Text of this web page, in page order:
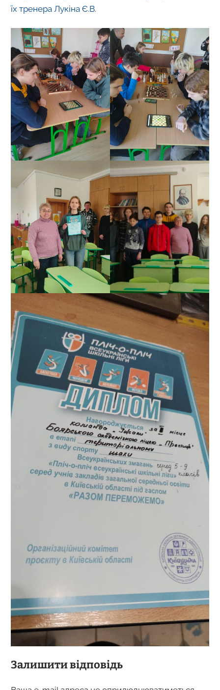
їх тренера Лукіна Є.В.
Залишити відповідь